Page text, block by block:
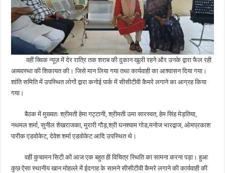
वहीं क्विक न्यूज़ में देर रात्रि तक शराब की दुकान खुली रहने और उनके द्वारा फैल रही
अव्यवस्था की शिकायत की। जिसे मान लिया गया तथा कार्यवाही का आश्वासन दिया गया।
शांति समिति में उपस्थित लोगों द्वारा कनोई पार्क में सीसीटीवी कैमरे लगाने का आग्रह किया
गया।
बैठक में मुख्यतः श्रीमती हेमा गट्टानी, श्रीमती उमा सारस्वत, हेम सिंह मेड़तिया,
नथमल शर्मा, सुनील शेखराजका, मुरारी गौड़,श्री घनश्याम गोड,मनोज भारद्वाज, ओमप्रकाश
पारीक एडवोकेट, देवेश शर्मा एडवोकेट आदि उपस्थित थे।
वहीं कुचामन सिटी कों आज एक बहुत ही विचित्र स्थिति का सामना करना पड़ा। हुआ
कुछ ऐसा स्थानीय खान मोहल्ले में ईदगाह के सामने सीसीटीवी कैमरे लगाने की कार्यवाही की